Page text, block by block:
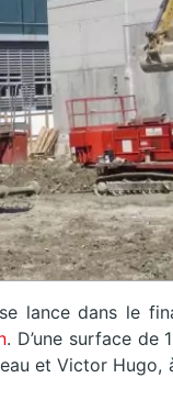
lance dans le
. D’une surface de
et Victor Hugo,